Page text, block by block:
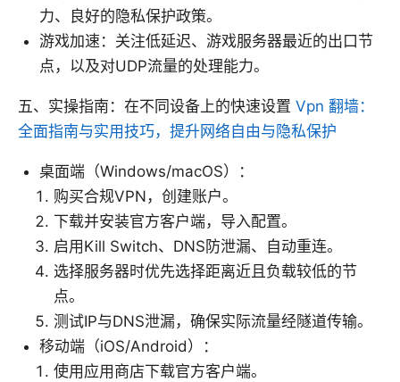
力、良好的隐私保护政策。
游戏加速：关注低延迟、游戏服务器最近的出口节
点，以及对UDP流量的处理能力。
五、实操指南：在不同设备上的快速设置 Vpn 翻墙：
全面指南与实用技巧，提升网络自由与隐私保护
桌面端（Windows/macOS）：
购买合规VPN，创建账户。
下载并安装官方客户端，导入配置。
启用Kill Switch、DNS防泄漏、自动重连。
选择服务器时优先选择距离近且负载较低的节
点。
测试IP与DNS泄漏，确保实际流量经隧道传输。
移动端（iOS/Android）：
使用应用商店下载官方客户端。